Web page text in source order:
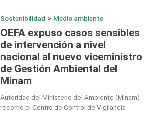
Sostenibilidad > Medio ambiente
OEFA expuso casos sensibles
de intervención a nivel
nacional al nuevo viceministro
de Gestión Ambiental del
Minam
Autoridad del Ministerio del Ambiente (Minam)
recorrió el Centro de Control de Vigilancia